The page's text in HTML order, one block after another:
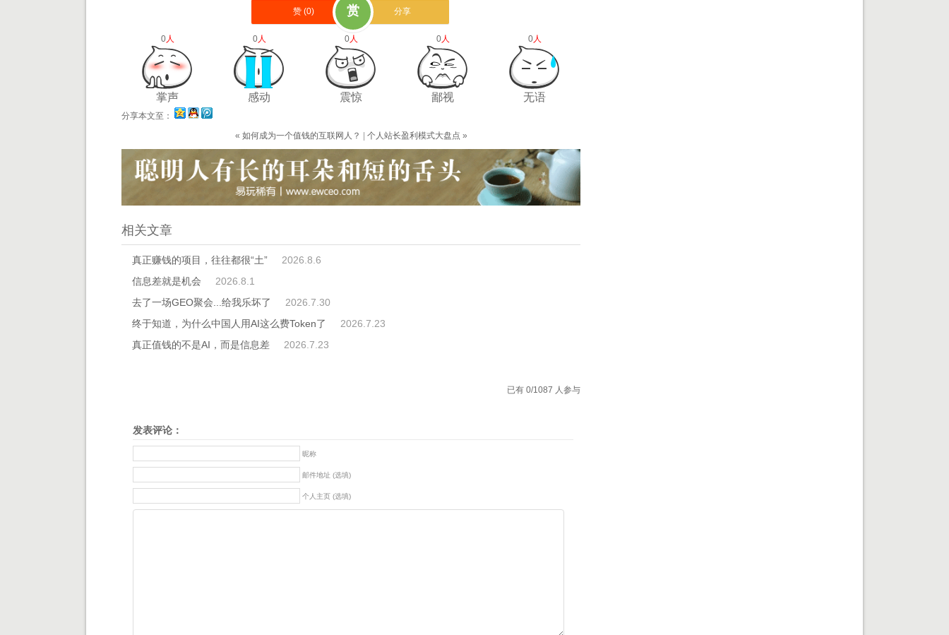
赞 (0) 赏 分享
0人
掌声
0人
感动
0人
震惊
0人
鄙视
0人
无语
分享本文至：
« 如何成为一个值钱的互联网人？ 个人站长盈利模式大盘点 »
相关文章
真正赚钱的项目，往往都很“土”
2026.8.6
信息差就是机会
2026.8.1
去了一场GEO聚会...给我乐坏了
2026.7.30
终于知道，为什么中国人用AI这么费Token了
2026.7.23
真正值钱的不是AI，而是信息差
2026.7.23
已有 0/1087 人参与
发表评论：
昵称
邮件地址 (选填)
个人主页 (选填)